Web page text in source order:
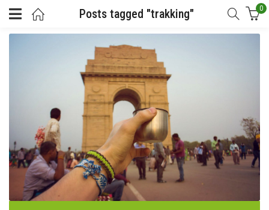
Posts tagged "trakking" 0